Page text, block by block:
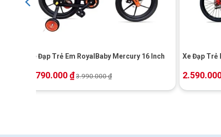
Xe Đạp Trẻ Em RoyalBaby Mercury 16 Inch
3.790.000₫3.990.000₫
Xe Đạp Trẻ